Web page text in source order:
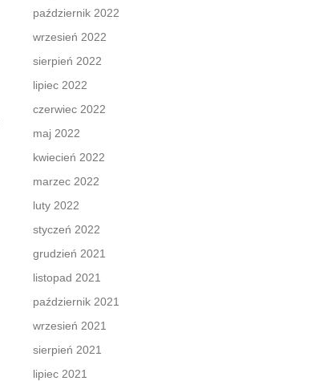
październik 2022
wrzesień 2022
sierpień 2022
lipiec 2022
czerwiec 2022
maj 2022
kwiecień 2022
marzec 2022
luty 2022
styczeń 2022
grudzień 2021
listopad 2021
październik 2021
wrzesień 2021
sierpień 2021
lipiec 2021